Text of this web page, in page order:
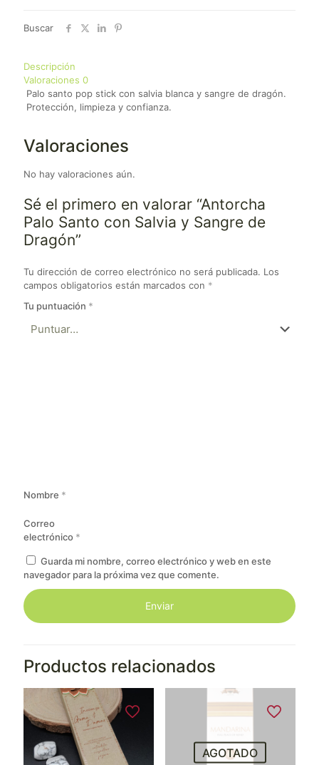
Dragón
Buscar
Descripción
Valoraciones 0
Palo santo pop stick con salvia blanca y sangre de dragón.
Protección, limpieza y confianza.
Valoraciones
No hay valoraciones aún.
Sé el primero en valorar “Antorcha
Palo Santo con Salvia y Sangre de
Dragón”
Tu dirección de correo electrónico no será publicada. Los
campos obligatorios están marcados con *
Tu puntuación *
Nombre *
Correo
electrónico *
Guarda mi nombre, correo electrónico y web en este
navegador para la próxima vez que comente.
Productos relacionados
AGOTADO